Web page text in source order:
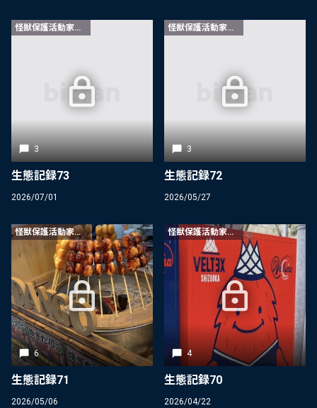
怪獣保護活動家限定
3
生態記録73
2026/07/01
怪獣保護活動家限定
3
生態記録72
2026/05/27
怪獣保護活動家限定
6
生態記録71
2026/05/06
怪獣保護活動家限定
4
生態記録70
2026/04/22